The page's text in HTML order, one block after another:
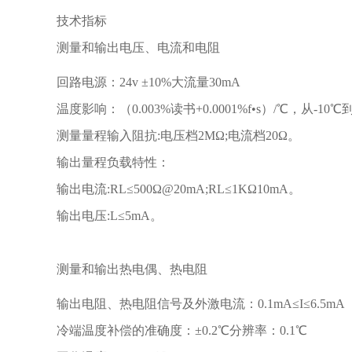
技术指标
测量和输出电压、电流和电阻
回路电源：24v ±10%大流量30mA
温度影响：（0.003%读书+0.0001%f•s）/℃，从-
测量量程输入阻抗:电压档2MΩ;电流档20Ω。
输出量程负载特性：
输出电流:RL≤500Ω@20mA;RL≤1KΩ10mA。
输出电压:L≤5mA。
测量和输出热电偶、热电阻
输出电阻、热电阻信号及外激电流：0.1mA≤I≤6.5mA
冷端温度补偿的准确度：±0.2℃分辨率：0.1℃